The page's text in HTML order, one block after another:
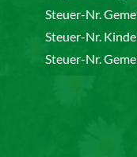
Steuer-Nr.
Steuer-Nr.
Steuer-Nr.